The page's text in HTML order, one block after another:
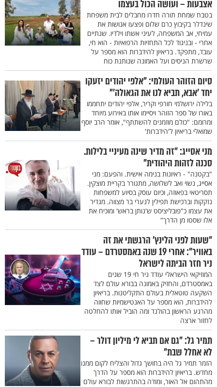
אצבעות – ועושה הכול בעצמו
בטבח שמחת תורה חדרו מחבלים לבית משפחת
שינדלר בקיבוץ כרם שלום ופצעו אנושות את
עמיחי, אב המשפחה, לעיני אשתו וילדיו. שנתיים
אחרי - ובניגוד לכל התחזיות הרפואיות - הוא חי,
עובד, מתפקד. בריאיון להידברות הוא מספר על
שרשרת הניסים ועל האמונה שנותנת כוח
סיום הזוהר העולמי: "אלפי יהודים יזעקו
יחד 'אבא, תביא לנו את הגאולה'"
בלילה ירושלמי חורפי וקריר, אלפי יהודים יתחממו
באורו של ספר הזוהר ויסיימו אותו באירוע מיוחד
ומרומם: "כולם מוזמנים להשתתף", אומר הרב יוסף
שמואלי בריאיון ל'הידברות'
מני אסייג: "זה מדיר שינה מעיניי בלילות.
סכנה לזהות היהודית"
"בקטנה" - ראיונות בנימה אישית. והפעם: מני
אסייג, נשוי ואב לשלושה, מתגורר בקריית מוצקין.
תסריטאי בפאוזה, וכיום עוסק בסיוע למשפחות
נזקקות וברכישת תפילין לנערי בר מצווה. מגדיר
את עצמו כ"פובליציסט ש'נותן בראש' ומוכיח את
אלו שסטו מן הדרך"
"שעות לפני הלינץ' הרגשתי את זה
באוויר": אחרי 19 שנה באמסטרדם – עודד
ניר חזר הביתה לישראל
המוזיקאי הישראלי עודד ניר חי 19 שנים
באמסטרדם, והחזיק באמונה בבורא עולם לצד
השקעה טוטאלית בעולם התקליטנות. בריאיון
להידברות, הוא מספר על האנטישמיות שחווה
מהרגע הראשון בהולנד ומה הוביל אותו להחלטה
לחזור ארצה
תמיר גל: "גם אם תביא לי מיליון דולר –
לא אחלל שבת"
הזמר תמיר גל היה בחושך גדול והצליח לקום ממנו
מחדש. בריאיון להידברות הוא מספר על הדרך
מהתהום אל האור, ומודה בהתרגשות לבורא עולם